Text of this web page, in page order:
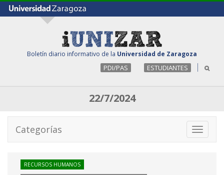
Boletín diario informativo de la Universidad de Zaragoza
PDI/PAS ESTUDIANTES
22/7/2024
Toggle
Categorías
RECURSOS HUMANOS